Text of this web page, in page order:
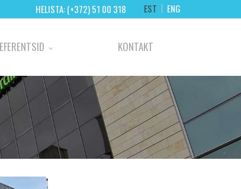
EST ENG
HELISTA: (+372) 51 00 318
KONTAKT